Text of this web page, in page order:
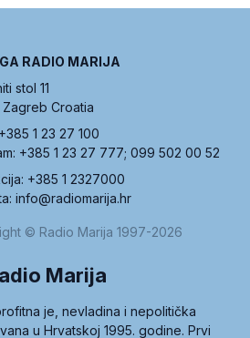
RADIO MARIJA
stol 11
Croatia
1 23 27 100
+385 1 23 27 777; 099 502 00 52
+385 1 2327000
info@radiomarija.hr
© Radio Marija 1997-2026
Marija
je, nevladina i nepolitička
u Hrvatskoj 1995. godine. Prvi